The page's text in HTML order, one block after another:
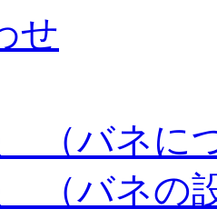
（バネに
（バネの